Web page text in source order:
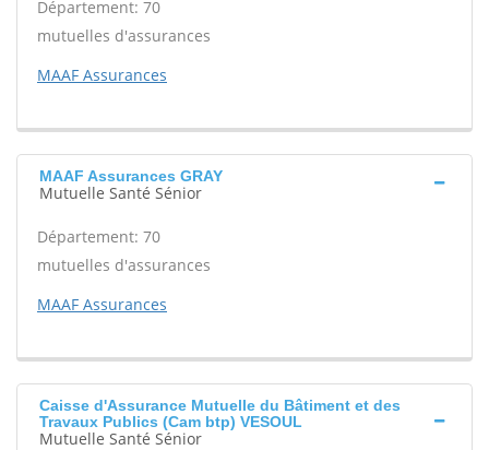
Département: 70
mutuelles d'assurances
MAAF Assurances
MAAF Assurances GRAY
Mutuelle Santé Sénior
Département: 70
mutuelles d'assurances
MAAF Assurances
Caisse d'Assurance Mutuelle du Bâtiment et des
Travaux Publics (Cam btp) VESOUL
Mutuelle Santé Sénior